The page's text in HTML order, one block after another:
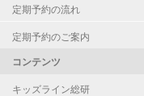
定期予約の流れ
定期予約のご案内
コンテンツ
キッズライン総研